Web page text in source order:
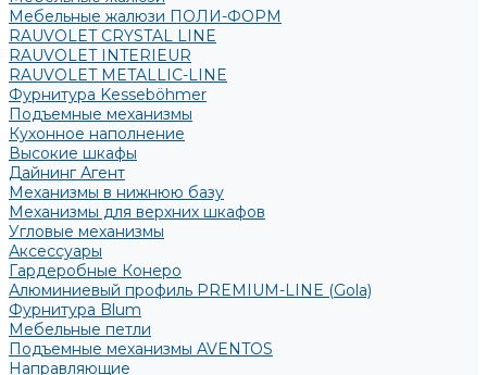
Мебельные жалюзи ПОЛИ-ФОРМ
RAUVOLET CRYSTAL LINE
RAUVOLET INTERIEUR
RAUVOLET METALLIC-LINE
Фурнитура Kesseböhmer
Подъемные механизмы
Кухонное наполнение
Высокие шкафы
Дайнинг Агент
Механизмы в нижнюю базу
Механизмы для верхних шкафов
Угловые механизмы
Аксессуары
Гардеробные Конеро
Алюминиевый профиль PREMIUM-LINE (Gola)
Фурнитура Blum
Мебельные петли
Подъемные механизмы AVENTOS
Направляющие